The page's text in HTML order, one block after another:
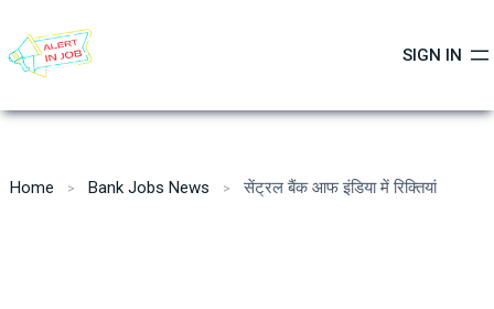
content
SIGN IN
Home Bank Jobs News सेंट्रल बैंक आफ इंडिया में रिक्तियां